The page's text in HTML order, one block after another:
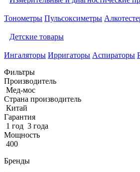
Тонометры Пульсоксиметры
Детские товары
Ингаляторы Ирригаторы Аспираторы
Фильтры
Производитель
Мед-мос
Страна производитель
Китай
Гарантия
1 год 3 года
Мощность
400
Бренды